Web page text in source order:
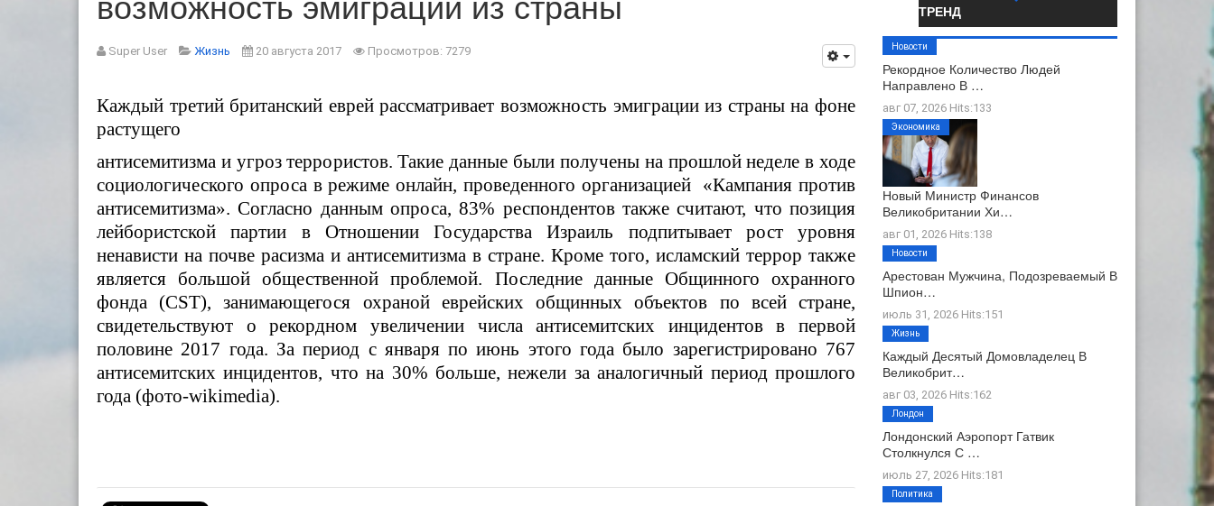
Super User Жизнь 20 августа 2017 Просмотров: 7279
Каждый третий британский еврей рассматривает возможность эмиграции из страны на фоне
растущего
антисемитизма и угроз террористов. Такие данные были получены на прошлой неделе в ходе
социологического опроса в режиме онлайн, проведенного организацией «Кампания против
антисемитизма». Согласно данным опроса, 83% респондентов также считают, что позиция
лейбористской партии в Отношении Государства Израиль подпитывает рост уровня
ненависти на почве расизма и антисемитизма в стране. Кроме того, исламский террор также
является большой общественной проблемой. Последние данные Общинного охранного
фонда (CST), занимающегося охраной еврейских общинных объектов по всей стране,
свидетельствуют о рекордном увеличении числа антисемитских инцидентов в первой
половине 2017 года. За период с января по июнь этого года было зарегистрировано 767
антисемитских инцидентов, что на 30% больше, нежели за аналогичный период прошлого
года (фото-wikimedia).
ТРЕНД
Рекордное Количество Людей
Направлено В …
авг 07, 2026 Hits:133
Новости
Новый Министр Финансов
Великобритании Хи…
авг 01, 2026 Hits:138
Экономика
Арестован Мужчина, Подозреваемый В
Шпион…
июль 31, 2026 Hits:151
Новости
Каждый Десятый Домовладелец В
Великобрит…
авг 03, 2026 Hits:162
Жизнь
Лондонский Аэропорт Гатвик
Столкнулся С …
июль 27, 2026 Hits:181
Лондон
Политика